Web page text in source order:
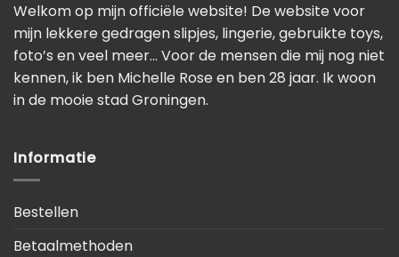
Welkom op mijn officiële website! De website voor
mijn lekkere gedragen slipjes, lingerie, gebruikte toys,
foto’s en veel meer… Voor de mensen die mij nog niet
kennen, ik ben Michelle Rose en ben 28 jaar. Ik woon
in de mooie stad Groningen.
Informatie
Bestellen
Betaalmethoden